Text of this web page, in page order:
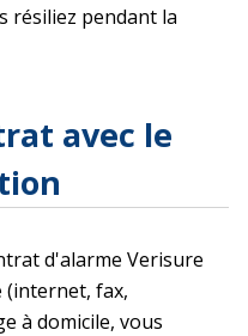
résiliez pendant la
avec le
d'alarme Verisure
(internet, fax,
à domicile, vous